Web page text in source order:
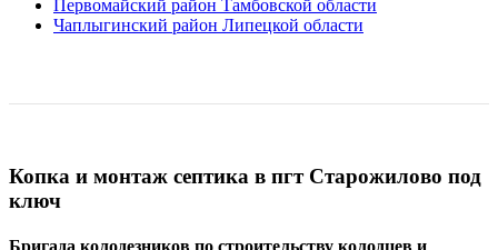
Первомайский район Тамбовской области
Чаплыгинский район Липецкой области
Копка и монтаж септика в пгт Старожилово под
ключ
Бригада колодезников по строительству колодцев и